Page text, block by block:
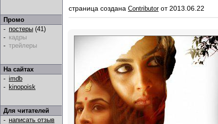
Промо
- постеры (41)
- кадры
- трейлеры
На сайтах
- imdb
- kinopoisk
Для читателей
- написать отзыв
страница создана Contributorот 2013.06.22